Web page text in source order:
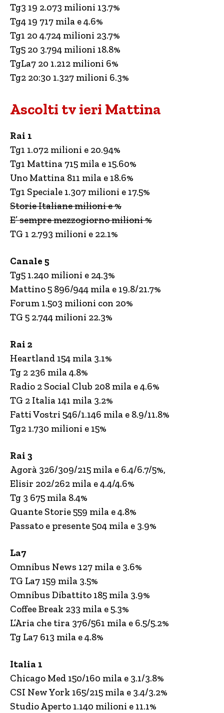
Tg3 19 2.073 milioni 13.7%
Tg4 19 717 mila e 4.6%
Tg1 20 4.724 milioni 23.7%
Tg5 20 3.794 milioni 18.8%
TgLa7 20 1.212 milioni 6%
Tg2 20:30 1.327 milioni 6.3%
Ascolti tv ieri Mattina
Rai 1
Tg1 1.072 milioni e 20.94%
Tg1 Mattina 715 mila e 15.60%
Uno Mattina 811 mila e 18.6%
Tg1 Speciale 1.307 milioni e 17.5%
Storie Italiane milioni e %
E’ sempre mezzogiorno milioni %
TG 1 2.793 milioni e 22.1%
Canale 5
Tg5 1.240 milioni e 24.3%
Mattino 5 896/944 mila e 19.8/21.7%
Forum 1.503 milioni con 20%
TG 5 2.744 milioni 22.3%
Rai 2
Heartland 154 mila 3.1%
Tg 2 236 mila 4.8%
Radio 2 Social Club 208 mila e 4.6%
TG 2 Italia 141 mila 3.2%
Fatti Vostri 546/1.146 mila e 8.9/11.8%
Tg2 1.730 milioni e 15%
Rai 3
Agorà 326/309/215 mila e 6.4/6.7/5%,
Elisir 202/262 mila e 4.4/4.6%
Tg 3 675 mila 8.4%
Quante Storie 559 mila e 4.8%
Passato e presente 504 mila e 3.9%
La7
Omnibus News 127 mila e 3.6%
TG La7 159 mila 3.5%
Omnibus Dibattito 185 mila 3.9%
Coffee Break 233 mila e 5.3%
L’Aria che tira 376/561 mila e 6.5/5.2%
Tg La7 613 mila e 4.8%
Italia 1
Chicago Med 150/160 mila e 3.1/3.8%
CSI New York 165/215 mila e 3.4/3.2%
Studio Aperto 1.140 milioni e 11.1%